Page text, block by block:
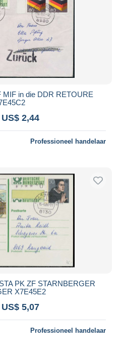
MIF in die DDR RETOURE
2,44
Professioneel handelaar
PK ZF STARNBERGER
X7E45E2
5,07
Professioneel handelaar